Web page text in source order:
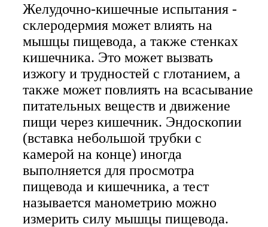
Желудочно-кишечные испытания -
склеродермия может влиять на
мышцы пищевода, а также стенках
кишечника. Это может вызвать
изжогу и трудностей с глотанием, а
также может повлиять на всасывание
питательных веществ и движение
пищи через кишечник. Эндоскопии
(вставка небольшой трубки с
камерой на конце) иногда
выполняется для просмотра
пищевода и кишечника, а тест
называется манометрию можно
измерить силу мышцы пищевода.